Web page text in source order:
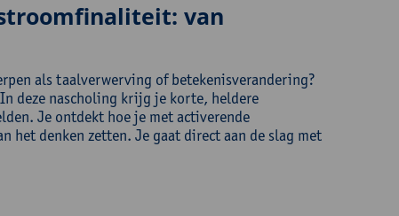
van
als taalverwerving of betekenisverandering?
deze nascholing krijg je korte, heldere
Je ontdekt hoe je met activerende
het denken zetten. Je gaat direct aan de slag met